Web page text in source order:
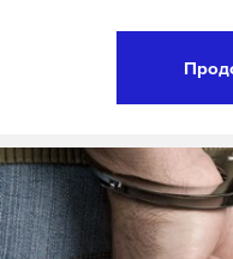
России. Ведомство
отраслевая
поддержана
власти, звучит